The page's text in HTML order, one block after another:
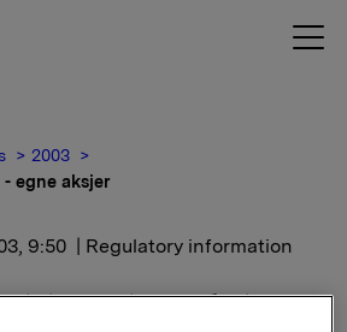
2003
egne aksjer
9:50 | Regulatory information
handel -